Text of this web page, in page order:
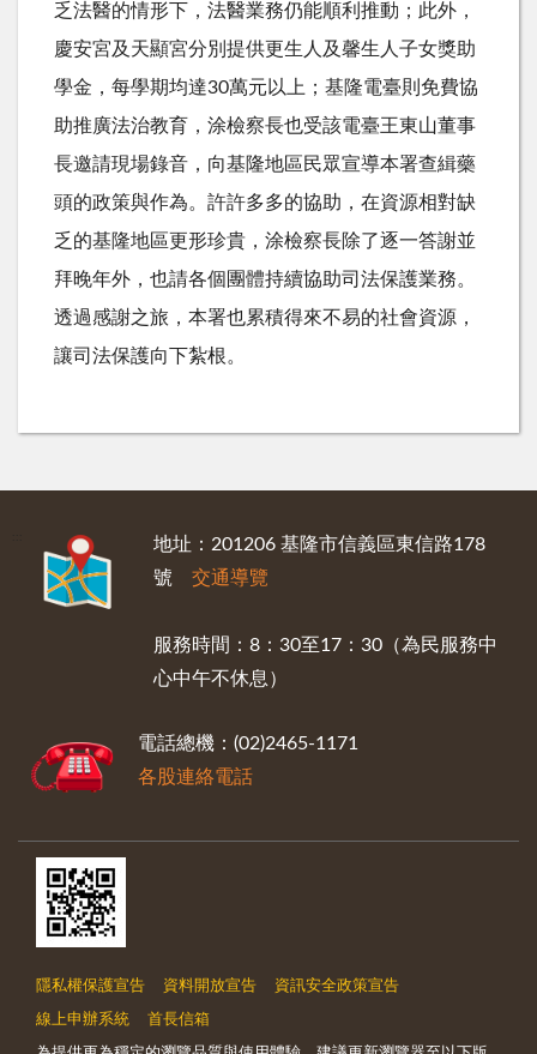
乏法醫的情形下，法醫業務仍能順利推動；此外，
慶安宮及天顯宮分別提供更生人及馨生人子女獎助
學金，每學期均達30萬元以上；基隆電臺則免費協
助推廣法治教育，涂檢察長也受該電臺王東山董事
長邀請現場錄音，向基隆地區民眾宣導本署查緝藥
頭的政策與作為。許許多多的協助，在資源相對缺
乏的基隆地區更形珍貴，涂檢察長除了逐一答謝並
拜晚年外，也請各個團體持續協助司法保護業務。
透過感謝之旅，本署也累積得來不易的社會資源，
讓司法保護向下紮根。
地址：201206 基隆市信義區東信路178
號 交通導覽
服務時間：8：30至17：30（為民服務中
心中午不休息）
電話總機：(02)2465-1171
各股連絡電話
隱私權保護宣告 資料開放宣告 資訊安全政策宣告
線上申辦系統 首長信箱